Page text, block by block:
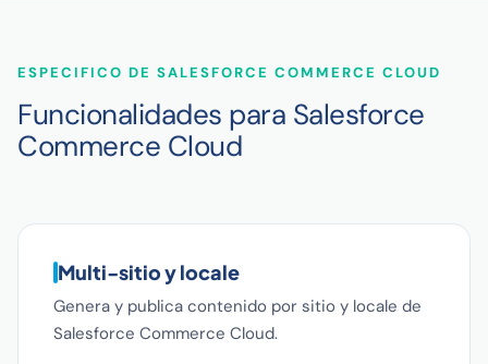
ESPECIFICO DE SALESFORCE COMMERCE CLOUD
Funcionalidades para Salesforce
Commerce Cloud
Multi-sitio y locale
Genera y publica contenido por sitio y locale de
Salesforce Commerce Cloud.